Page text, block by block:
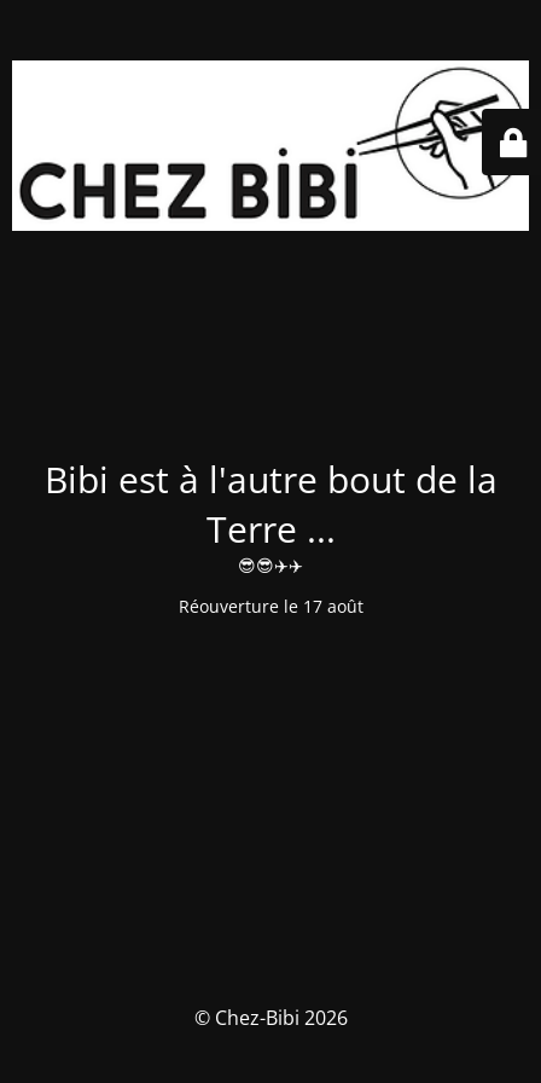
Bibi est à l'autre bout de la
Terre ...
😎😎✈️✈️
Réouverture le 17 août
© Chez-Bibi 2026